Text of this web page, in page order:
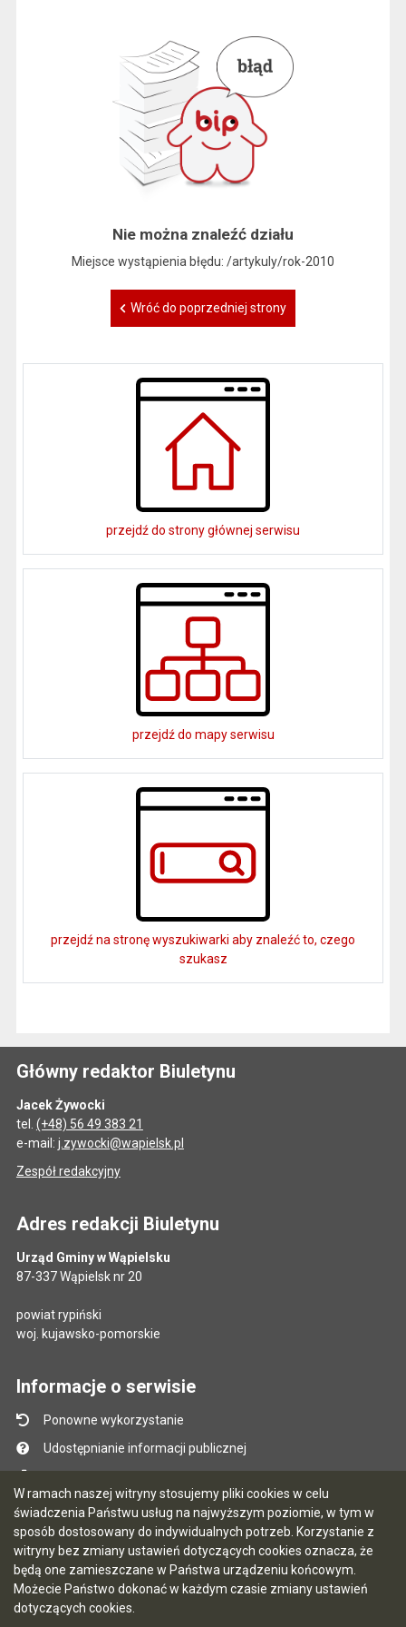
W ramach naszej witryny stosujemy pliki cookies w celu
świadczenia Państwu usług na najwyższym poziomie, w tym w
sposób dostosowany do indywidualnych potrzeb. Korzystanie z
witryny bez zmiany ustawień dotyczących cookies oznacza, że
będą one zamieszczane w Państwa urządzeniu końcowym.
Możecie Państwo dokonać w każdym czasie zmiany ustawień
dotyczących cookies.
Nie można znaleźć działu
Miejsce wystąpienia błędu: /artykuly/rok-2010
Wróć do poprzedniej strony
przejdź do strony głównej serwisu
przejdź do mapy serwisu
przejdź na stronę wyszukiwarki aby znaleźć to, czego
szukasz
Główny redaktor Biuletynu
Jacek Żywocki
tel. (+48) 56 49 383 21
e-mail: j.zywocki@wapielsk.pl
Zespół redakcyjny
Adres redakcji Biuletynu
Urząd Gminy w Wąpielsku
87-337 Wąpielsk nr 20
powiat rypiński
woj. kujawsko-pomorskie
Informacje o serwisie
Ponowne wykorzystanie
Udostępnianie informacji publicznej
Instrukcja obsługi
Statystyki oglądalności
Ostatnio dodane
Ostatnia aktualizacja BIP: 07.08.2026 13:39